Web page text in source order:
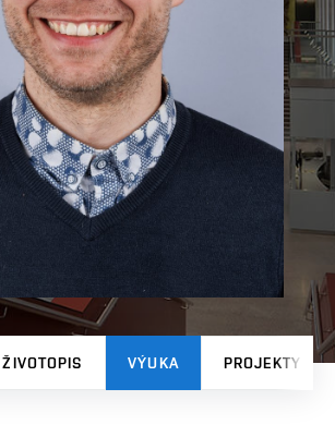
ŽIVOTOPIS VÝUKA PROJEKTY